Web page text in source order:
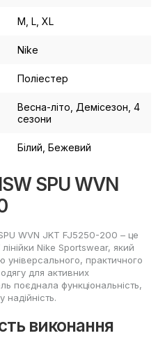
M, L, XL
Nike
Поліестер
Весна-літо, Демісезон, 4
сезони
Білий, Бежевий
SPU WVN
WVN JKT FJ5250-200 – це
Nike Sportswear, який
практичного
для активних
поєднала функціональність,
виконання